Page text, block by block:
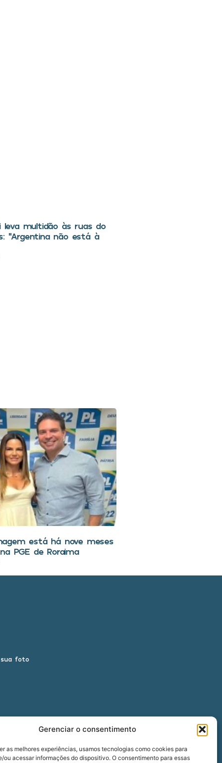
Gerenciar o consentimento
as melhores experiências, usamos tecnologias como cookies para
ou acessar informações do dispositivo. O consentimento para essas
leva multidão às ruas do
“Argentina não está à
está há nove meses
PGE de Roraima
foto